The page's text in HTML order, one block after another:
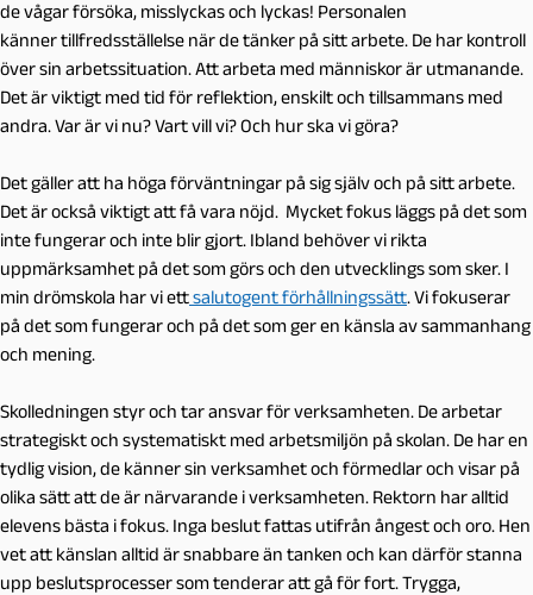
de vågar försöka, misslyckas och lyckas! Personalen
känner tillfredsställelse när de tänker på sitt arbete. De har kontroll
över sin arbetssituation. Att arbeta med människor är utmanande.
Det är viktigt med tid för reflektion, enskilt och tillsammans med
andra. Var är vi nu? Vart vill vi? Och hur ska vi göra?
Det gäller att ha höga förväntningar på sig själv och på sitt arbete.
Det är också viktigt att få vara nöjd. Mycket fokus läggs på det som
inte fungerar och inte blir gjort. Ibland behöver vi rikta
uppmärksamhet på det som görs och den utvecklings som sker. I
min drömskola har vi ettsalutogent förhållningssätt. Vi fokuserar
på det som fungerar och på det som ger en känsla av sammanhang
och mening.
Skolledningen styr och tar ansvar för verksamheten. De arbetar
strategiskt och systematiskt med arbetsmiljön på skolan. De har en
tydlig vision, de känner sin verksamhet och förmedlar och visar på
olika sätt att de är närvarande i verksamheten. Rektorn har alltid
elevens bästa i fokus. Inga beslut fattas utifrån ångest och oro. Hen
vet att känslan alltid är snabbare än tanken och kan därför stanna
upp beslutsprocesser som tenderar att gå för fort. Trygga,